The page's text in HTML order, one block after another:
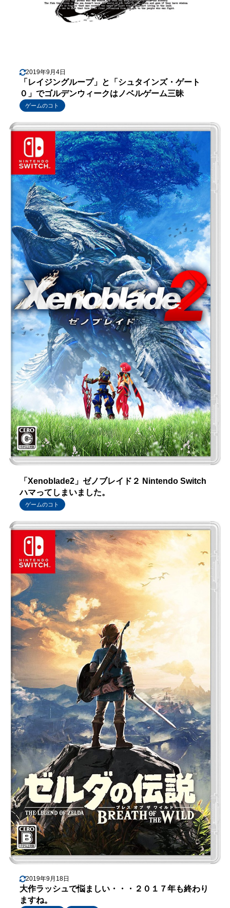
2019年9月4日
「レイジングループ」と「シュタインズ・ゲート
０」でゴルデンウィークはノベルゲーム三昧
ゲームのコト
「Xenoblade2」ゼノブレイド２ Nintendo Switch
ハマってしまいました。
ゲームのコト
2019年9月18日
大作ラッシュで悩ましい・・・２０１７年も終わり
ますね。